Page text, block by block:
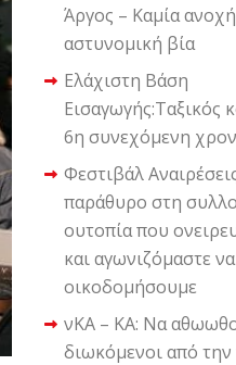
Άργος – Καμία
αστυνομική βία
Ελάχιστη Βάση
Εισαγωγής:Ταξικός
6η συνεχόμενη
Φεστιβάλ
παράθυρο στη
ουτοπία που
και αγωνιζόμαστε να
οικοδομήσουμε
νΚΑ – ΚΑ: Να
διωκόμενοι από την